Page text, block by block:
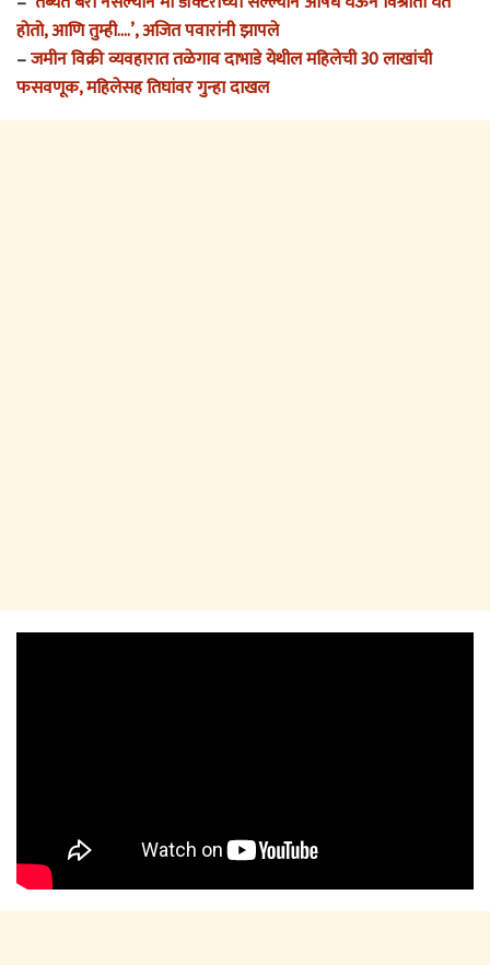
होतो, आणि तुम्ही….’, अजित पवारांनी झापले
–जमीन विक्री व्यवहारात तळेगाव दाभाडे येथील महिलेची 30 लाखांची
फसवणूक, महिलेसह तिघांवर गुन्हा दाखल